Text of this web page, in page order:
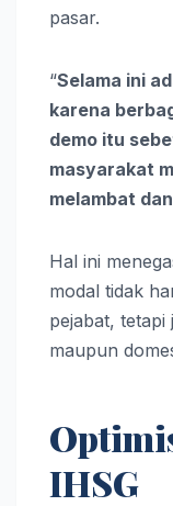
pasar.
“Selama ini
karena
demo itu
masyarakat
melambat
Hal ini
modal tidak
pejabat,
maupun
IHSG